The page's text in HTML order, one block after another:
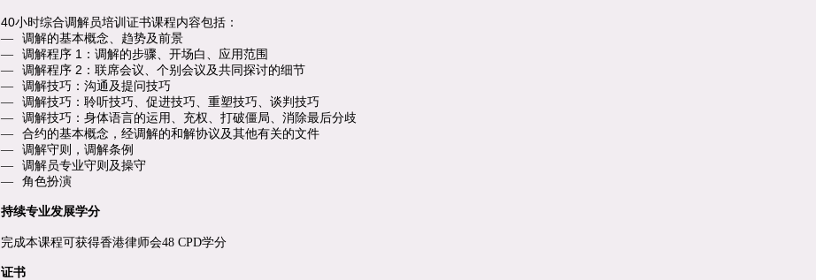
40小时综合调解员培训证书课程内容包括：
—
调解的基本概念、趋势及前景
—
调解程序1：调解的步骤、开场白、应用范围
—
调解程序2 ： 联席会议、个别会议及共同探讨的细节
—
调解技巧：沟通及提问技巧
—
调解技巧：聆听技巧、促进技巧、重塑技巧、谈判技巧
—
调解技巧：身体语言的运用、充权、打破僵局、消除最后分歧
—
合约的基本概念，经调解的和解协议及其他有关的文件
—
调解守则 ，调解条例
—
调解员专业守则及操守
—
角色扮演
持续专业发展学分
完成本课程可获得香港律师会48 CPD学分
证书